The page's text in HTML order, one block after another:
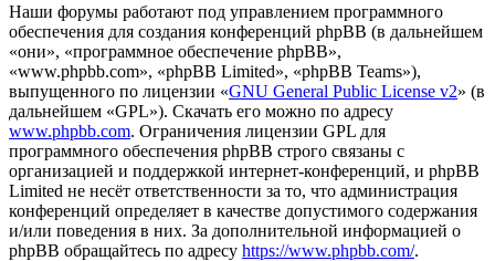
Наши форумы работают под управлением программного
обеспечения для создания конференций phpBB (в дальнейшем
«они», «программное обеспечение phpBB»,
«www.phpbb.com», «phpBB Limited», «phpBB Teams»),
выпущенного по лицензии «GNU General Public License v2» (в
дальнейшем «GPL»). Скачать его можно по адресу
www.phpbb.com. Ограничения лицензии GPL для
программного обеспечения phpBB строго связаны с
организацией и поддержкой интернет-конференций, и phpBB
Limited не несёт ответственности за то, что администрация
конференций определяет в качестве допустимого содержания
и/или поведения в них. За дополнительной информацией о
phpBB обращайтесь по адресу https://www.phpbb.com/.